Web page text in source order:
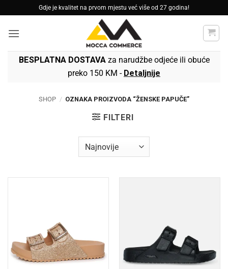
to
content
Gdje je kvalitet na prvom mjestu već više od 27 godina!
BESPLATNA DOSTAVAza narudžbe odjeće ili obuće
preko 150 KM - Detaljnije
SHOP / OZNAKA PROIZVODA “ŽENSKE PAPUČE”
FILTERI